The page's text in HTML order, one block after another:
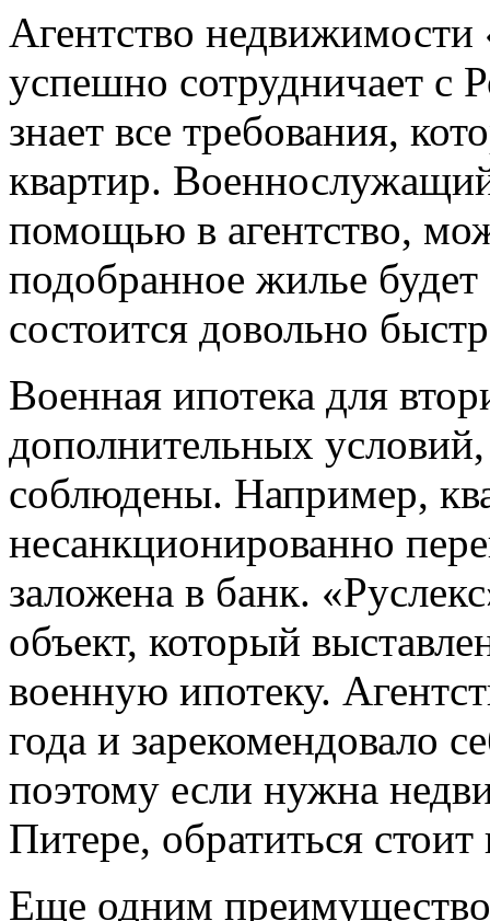
Агентство недвижимости
успешно сотрудничает с
знает все требования,
квартир.
помощью в агентство,
подобранное жилье
состоится довольно
Военная ипотека для
дополнительных
соблюдены. Например,
несанкционированно
заложена в банк.
объект, который
военную ипотеку.
года и зарекомендовало
поэтому если нужна
Питере, обратиться
Еще одним